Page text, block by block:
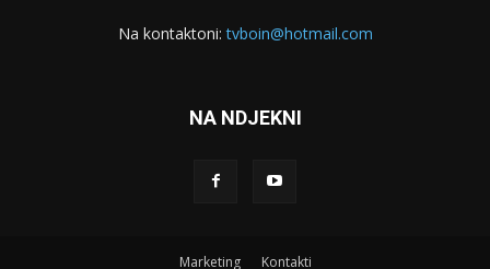
Na kontaktoni:tvboin@hotmail.com
NA NDJEKNI
Marketing Kontakti